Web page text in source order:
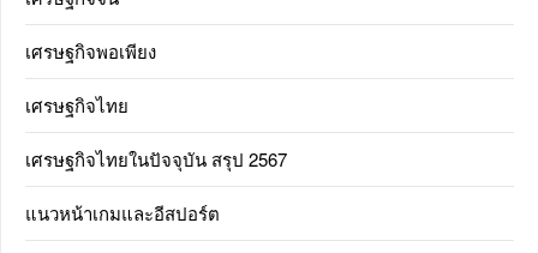
เศรษฐกิจพอเพียง
เศรษฐกิจไทย
เศรษฐกิจไทยในปัจจุบัน สรุป 2567
แนวหน้าเกมและอีสปอร์ต